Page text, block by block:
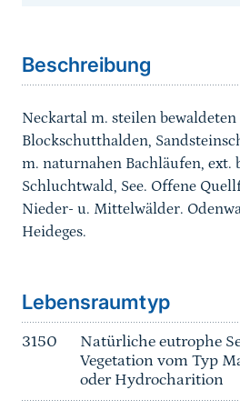
Beschreibung
Neckartal m. steilen bewaldeten
Blockschutthalden,
m. naturnahen Bachläufen, ext.
Schluchtwald, See. Offene
Nieder- u. Mittelwälder.
Heideges.
Lebensraumtyp
3150
Natürliche eutrophe
Vegetation vom Typ
oder Hydrocharition